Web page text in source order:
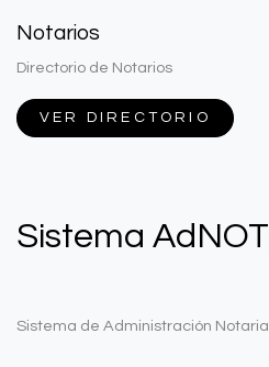
Notarios
Directorio de Notarios
VER DIRECTORIO
Sistema AdNOT
Sistema de Administración Notarial